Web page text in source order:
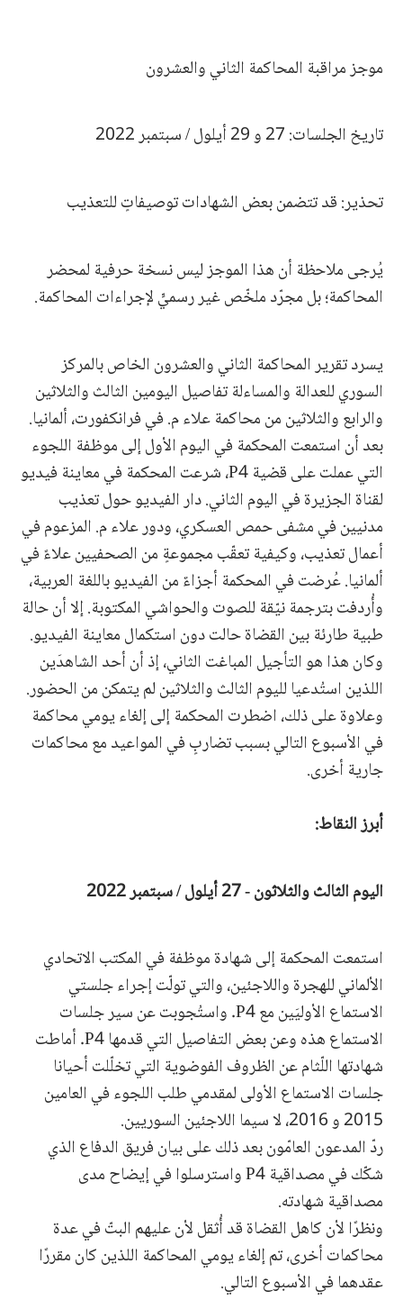
موجز مراقبة المحاكمة الثاني والعشرون
تاريخ الجلسات: 27 و 29 أيلول / سبتمبر 2022
تحذير: قد تتضمن بعض الشهادات توصيفاتٍ للتعذيب
يُرجى ملاحظة أن هذا الموجز ليس نسخة حرفية لمحضر
المحاكمة؛ بل مجرّد ملخّص غير رسميٍّ لإجراءات المحاكمة.
يسرد تقرير المحاكمة الثاني والعشرون الخاص بالمركز
السوري للعدالة والمساءلة تفاصيل اليومين الثالث والثلاثين
والرابع والثلاثين من محاكمة علاء م. في فرانكفورت، ألمانيا.
بعد أن استمعت المحكمة في اليوم الأول إلى موظفة اللجوء
التي عملت على قضية P4، شرعت المحكمة في معاينة فيديو
لقناة الجزيرة في اليوم الثاني. دار الفيديو حول تعذيب
مدنيين في مشفى حمص العسكري، ودور علاء م. المزعوم في
أعمال تعذيب، وكيفية تعقّب مجموعةٍ من الصحفيين علاءً في
ألمانيا. عُرضت في المحكمة أجزاءٌ من الفيديو باللغة العربية،
وأُردفت بترجمة نيّقة للصوت والحواشي المكتوبة. إلا أن حالة
طبية طارئة بين القضاة حالت دون استكمال معاينة الفيديو.
وكان هذا هو التأجيل المباغت الثاني، إذ أن أحد الشاهدَين
اللذين استُدعيا لليوم الثالث والثلاثين لم يتمكن من الحضور.
وعلاوة على ذلك، اضطرت المحكمة إلى إلغاء يومي محاكمة
في الأسبوع التالي بسبب تضاربٍ في المواعيد مع محاكمات
جارية أخرى.
أبرز النقاط:
اليوم الثالث والثلاثون - 27 أيلول / سبتمبر 2022
استمعت المحكمة إلى شهادة موظفة في المكتب الاتحادي
الألماني للهجرة واللاجئين، والتي تولّت إجراء جلستي
الاستماع الأوليَين مع P4. واستُجوبت عن سير جلسات
الاستماع هذه وعن بعض التفاصيل التي قدمها P4. أماطت
شهادتها اللّثام عن الظروف الفوضوية التي تخلّلت أحيانا
جلسات الاستماع الأولى لمقدمي طلب اللجوء في العامين
2015 و 2016، لا سيما اللاجئين السوريين.
ردّ المدعون العامّون بعد ذلك على بيان فريق الدفاع الذي
شكّك في مصداقية P4 واسترسلوا في إيضاح مدى
مصداقية شهادته.
ونظرًا لأن كاهل القضاة قد أُثقل لأن عليهم البتّ في عدة
محاكمات أخرى، تم إلغاء يومي المحاكمة اللذين كان مقررًا
عقدهما في الأسبوع التالي.